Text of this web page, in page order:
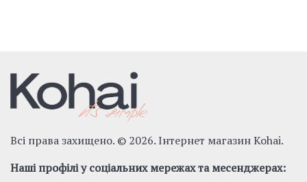
Всі права захищено. © 2026. Інтернет магазин Kohai.
Наші профілі у соціальних мережах та месенджерах: